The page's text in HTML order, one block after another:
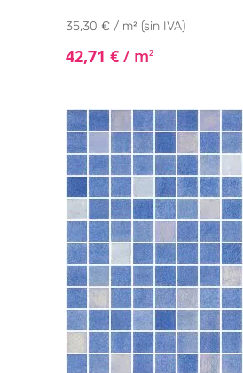
35,30 € / m² (sin IVA)
42,71 € / m2